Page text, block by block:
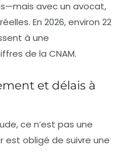
avec un avocat,
En 2026, environ 22
à une
de la CNAM.
et délais à
ce n’est pas une
est obligé de suivre une